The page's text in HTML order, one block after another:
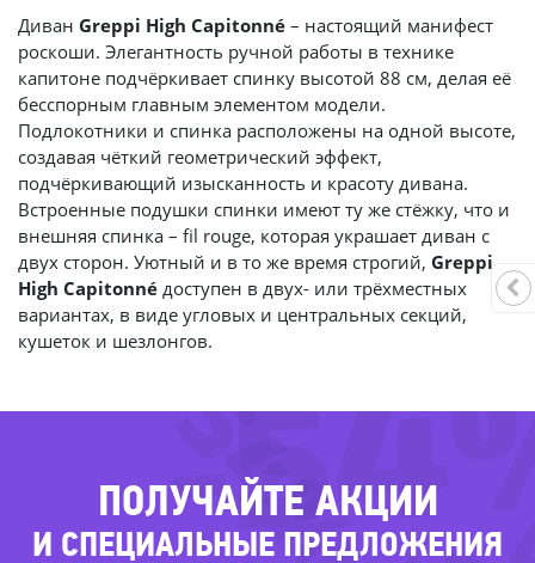
Диван Greppi High Capitonné – настоящий манифест
роскоши. Элегантность ручной работы в технике
капитоне подчёркивает спинку высотой 88 см, делая её
бесспорным главным элементом модели.
Подлокотники и спинка расположены на одной высоте,
создавая чёткий геометрический эффект,
подчёркивающий изысканность и красоту дивана.
Встроенные подушки спинки имеют ту же стёжку, что и
внешняя спинка – fil rouge, которая украшает диван с
двух сторон. Уютный и в то же время строгий, Greppi
High Capitonné доступен в двух- или трёхместных
вариантах, в виде угловых и центральных секций,
кушеток и шезлонгов.
ПОЛУЧАЙТЕ АКЦИИ
И СПЕЦИАЛЬНЫЕ ПРЕДЛОЖЕНИЯ
-
-54%